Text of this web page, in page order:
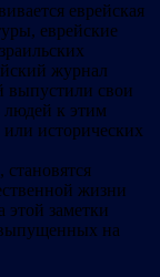
еврейская
еврейские
журнал
выпустили свои
людей к этим
исторических
жизни
заметки
выпущенных на